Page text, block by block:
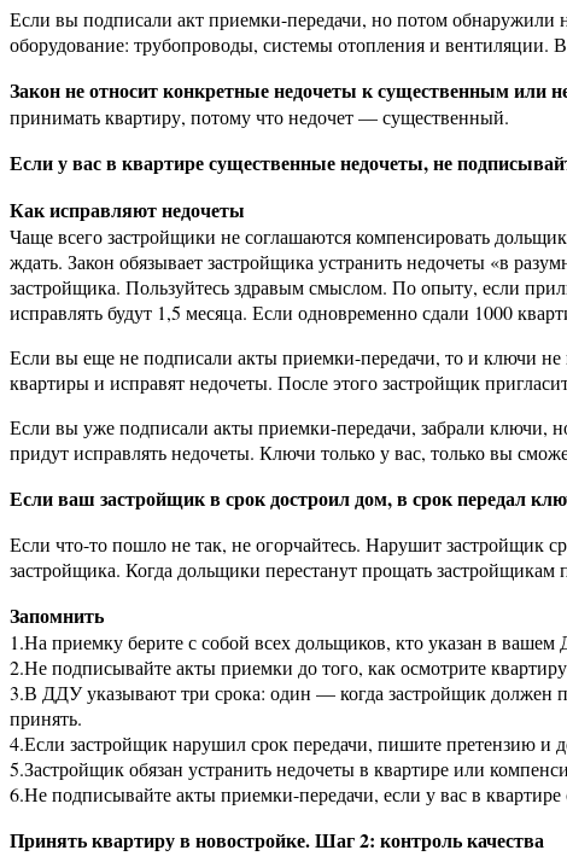
Если вы подписали акт приемки-передачи, но потом обнаружили
оборудование: трубопроводы, системы отопления и вентиляции.
Закон не относит конкретные недочеты к существенным или
принимать квартиру, потому что недочет — существенный.
Если у вас в квартире существенные недочеты, не
Как исправляют недочеты
Чаще всего застройщики не соглашаются компенсировать
ждать. Закон обязывает застройщика устранить недочеты «в
застройщика. Пользуйтесь здравым смыслом. По опыту, если
исправлять будут 1,5 месяца. Если одновременно сдали 1000
Если вы еще не подписали акты приемки-передачи, то и ключи
квартиры и исправят недочеты. После этого застройщик
Если вы уже подписали акты приемки-передачи, забрали ключи,
придут исправлять недочеты. Ключи только у вас, только вы
Если ваш застройщик в срок достроил дом, в срок передал
Если что-то пошло не так, не огорчайтесь. Нарушит застройщик
застройщика. Когда дольщики перестанут прощать застройщикам
Запомнить
1.На приемку берите с собой всех дольщиков, кто указан в
2.Не подписывайте акты приемки до того, как осмотрите
3.В ДДУ указывают три срока: один — когда застройщик должен
принять.
4.Если застройщик нарушил срок передачи, пишите претензию и
5.Застройщик обязан устранить недочеты в квартире или
6.Не подписывайте акты приемки-передачи, если у вас в
Принять квартиру в новостройке. Шаг 2: контроль качества